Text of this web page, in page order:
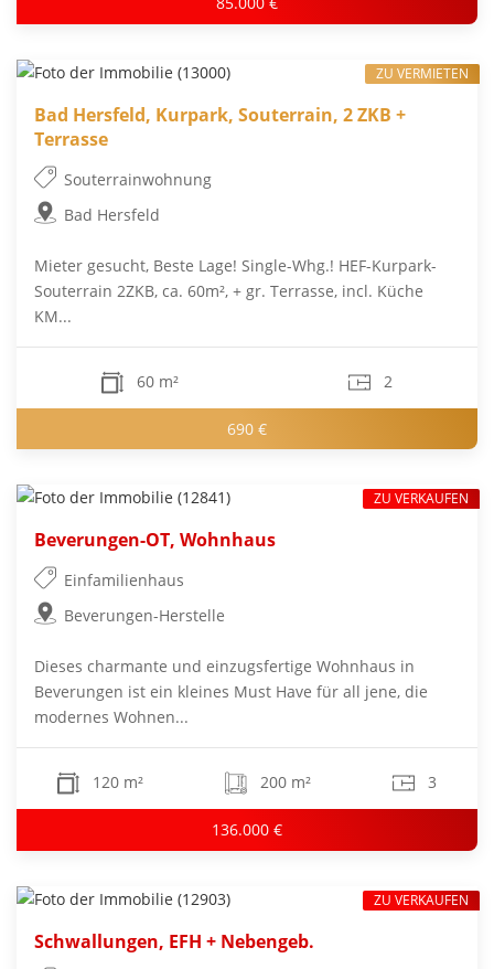
Bad Hersfeld, Kurpark, Souterrain, 2 ZKB +
Terrasse
Souterrainwohnung
Bad Hersfeld
Mieter gesucht, Beste Lage! Single-Whg.! HEF-Kurpark-
Souterrain 2ZKB, ca. 60m², + gr. Terrasse, incl. Küche
KM...
60 m² 2
690 €
ZU VERMIETEN
Beverungen-OT, Wohnhaus
Einfamilienhaus
Beverungen-Herstelle
Dieses charmante und einzugsfertige Wohnhaus in
Beverungen ist ein kleines Must Have für all jene, die
modernes Wohnen...
120 m² 200 m² 3
136.000 €
ZU VERKAUFEN
Schwallungen, EFH + Nebengeb.
ZU VERKAUFEN